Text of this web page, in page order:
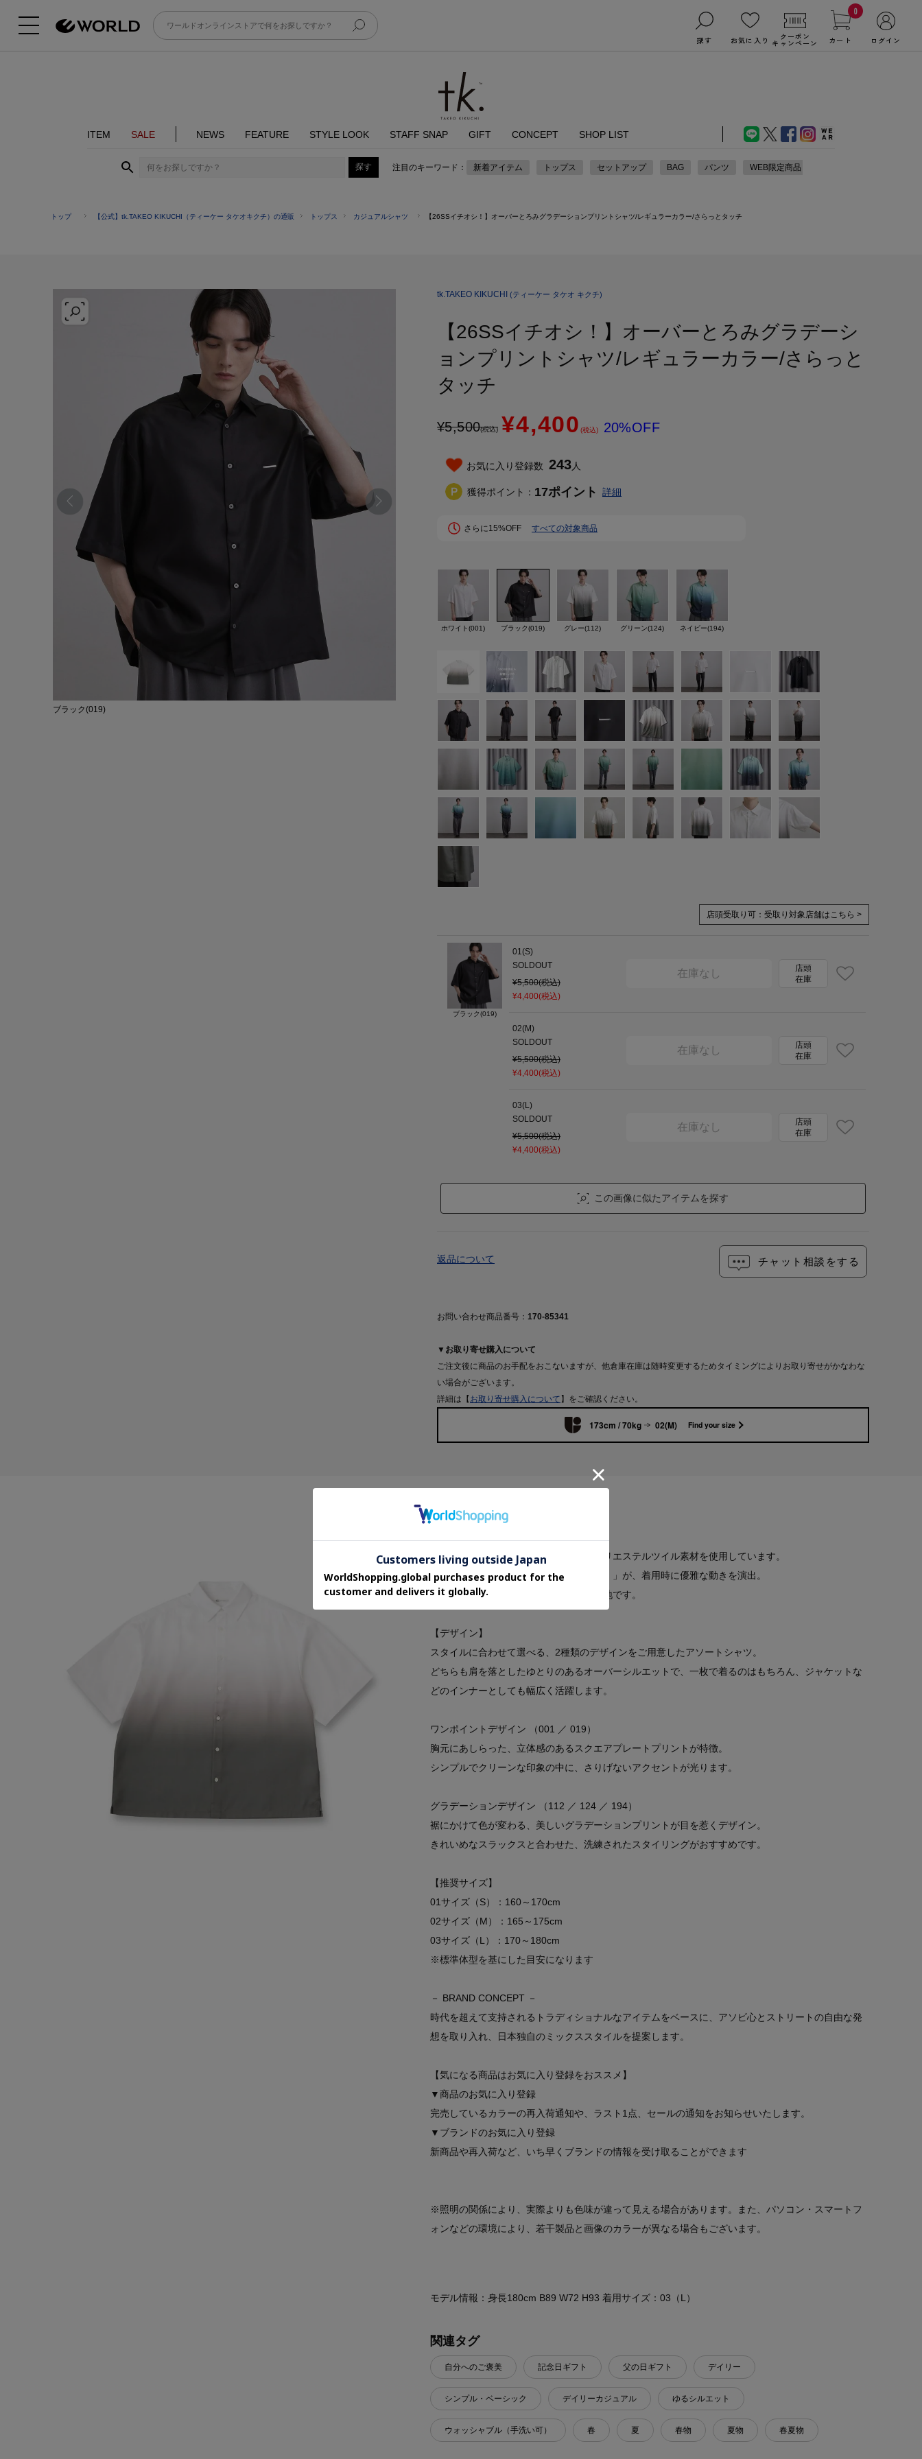
探す お気に入り クーポン
キャンペーン
0
カート ログイン
ITEM SALE NEWS FEATURE STYLE LOOK STAFF SNAP GIFT CONCEPT SHOP LIST
注目のキーワード： 新着アイテム トップス セットアップ BAG パンツ WEB限定商品
トップ 【公式】tk.TAKEO KIKUCHI（ティーケー タケオキクチ）の通販 トップス カジュアルシャツ 【26SSイチオシ！】オーバーとろみグラデーションプリントシャツ/レギュラーカラー/さらっとタッチ
ブラック(019)
tk.TAKEO KIKUCHI (ティーケー タケオ キクチ)
【26SSイチオシ！】オーバーとろみグラデーシ
ョンプリントシャツ/レギュラーカラー/さらっと
タッチ
¥5,500(税込) ¥4,400 (税込) 20%OFF
お気に入り登録数 243人
獲得ポイント： 17ポイント 詳細
さらに15%OFF すべての対象商品
ホワイト(001) ブラック(019) グレー(112) グリーン(124) ネイビー(194)
店頭受取り可： 受取り対象店舗はこちら >
ブラック(019)
01(S)
SOLDOUT
¥5,500(税込)
¥4,400(税込)
在庫なし
店頭
在庫
02(M)
SOLDOUT
¥5,500(税込)
¥4,400(税込)
在庫なし
店頭
在庫
03(L)
SOLDOUT
¥5,500(税込)
¥4,400(税込)
在庫なし
店頭
在庫
この画像に似たアイテムを探す
チャット相談をする
返品について
お問い合わせ商品番号： 170-85341
▼お取り寄せ購入について
ご注文後に商品のお手配をおこないますが、他倉庫在庫は随時変更するためタイミングによりお取り寄せがかなわな
い場合がございます。
詳細は【 お取り寄せ購入について 】をご確認ください。
173cm / 70kg 02(M) Find your size
Features
上品な光沢感としなやかさが魅力の、ポリエステルツイル素材を使用しています。
生地の持つ美しい「トロミ感（ドレープ）」が、着用時に優雅な動きを演出。
肌離れが良く、さらりとした快適な着心地です。
【デザイン】
スタイルに合わせて選べる、2種類のデザインをご用意したアソートシャツ。
どちらも肩を落としたゆとりのあるオーバーシルエットで、一枚で着るのはもちろん、ジャケットな
どのインナーとしても幅広く活躍します。
ワンポイントデザイン （001 ／ 019）
胸元にあしらった、立体感のあるスクエアプレートプリントが特徴。
シンプルでクリーンな印象の中に、さりげないアクセントが光ります。
グラデーションデザイン （112 ／ 124 ／ 194）
裾にかけて色が変わる、美しいグラデーションプリントが目を惹くデザイン。
きれいめなスラックスと合わせた、洗練されたスタイリングがおすすめです。
【推奨サイズ】
01サイズ（S）：160～170cm
02サイズ（M）：165～175cm
03サイズ（L）：170～180cm
※標準体型を基にした目安になります
－ BRAND CONCEPT －
時代を超えて支持されるトラディショナルなアイテムをベースに、アソビ心とストリートの自由な発
想を取り入れ、日本独自のミックススタイルを提案します。
【気になる商品はお気に入り登録をおススメ】
▼商品のお気に入り登録
完売しているカラーの再入荷通知や、ラスト1点、セールの通知をお知らせいたします。
▼ブランドのお気に入り登録
新商品や再入荷など、いち早くブランドの情報を受け取ることができます
※照明の関係により、実際よりも色味が違って見える場合があります。また、パソコン・スマートフ
ォンなどの環境により、若干製品と画像のカラーが異なる場合もございます。
モデル情報：身長180cm B89 W72 H93 着用サイズ：03（L）
関連タグ
自分へのご褒美 記念日ギフト 父の日ギフト デイリー
シンプル・ベーシック デイリーカジュアル ゆるシルエット
ウォッシャブル（手洗い可） 春 夏 春物 夏物 春夏物